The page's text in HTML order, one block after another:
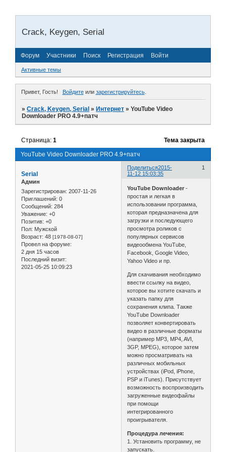
Crack, Keygen, Serial
Форум Участники Поиск Регистрация Войти
Активные темы
Привет, Гость! Войдитеили зарегистрируйтесь.
»Crack, Keygen, Serial »Интернет »YouTube Video
Downloader PRO 4.9+патч
YouTube Video Downloader PRO 4.9+патч
Страница:1 Тема закрыта
Поделиться 1
2015-
11-12 15:03:35
Serial
Админ
Зарегистрирован: 2007-11-26
Приглашений: 0
Сообщений: 284
Уважение: +0
Позитив: +0
Пол: Мужской
Возраст: 48 [1978-08-07]
Провел на форуме:
2 дня 15 часов
Последний визит:
2021-05-25 10:09:23
YouTube Downloader -
простая и легкая в
использовании программа,
которая предназначена для
загрузки и последующего
просмотра роликов с
популярных сервисов
видеообмена YouTube,
Facebook, Google Video,
Yahoo Video и пр.
Для скачивания необходимо
ввести ссылку на видео,
которое вы хотите скачать и
указать папку для
сохранения клипа. Также
YouTube Downloader
позволяет конвертировать
видео в различные форматы
(например MP3, MP4, AVI,
3GP, MPEG), которое затем
можно просматривать на
различных мобильных
устройствах (iPod, iPhone,
PSP и iTunes). Присутствует
возможность воспроизводить
загруженные видеофайлы
при помощи
интегрированного
проигрывателя.
Процедура лечения:
1. Установить программу, не
запускать.